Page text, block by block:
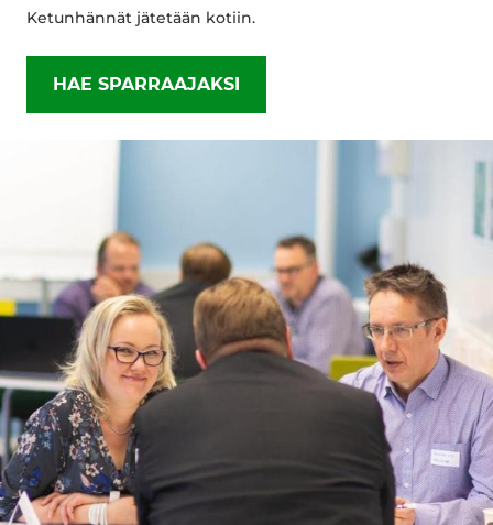
Ketunhännät jätetään kotiin.
HAE SPARRAAJAKSI